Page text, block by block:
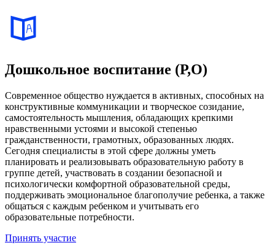
Дошкольное воспитание (Р,О)
Современное общество нуждается в активных, способных на
конструктивные коммуникации и творческое созидание,
самостоятельность мышления, обладающих крепкими
нравственными устоями и высокой степенью
гражданственности, грамотных, образованных людях.
Сегодня специалисты в этой сфере должны уметь
планировать и реализовывать образовательную работу в
группе детей, участвовать в создании безопасной и
психологически комфортной образовательной среды,
поддерживать эмоциональное благополучие ребенка, а также
общаться с каждым ребенком и учитывать его
образовательные потребности.
Принять участие